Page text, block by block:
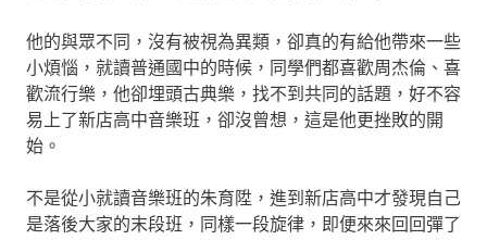
他的與眾不同，沒有被視為異類，卻真的有給他帶來一些
小煩惱，就讀普通國中的時候，同學們都喜歡周杰倫、喜
歡流行樂，他卻埋頭古典樂，找不到共同的話題，好不容
易上了新店高中音樂班，卻沒曾想，這是他更挫敗的開
始。
不是從小就讀音樂班的朱育陞，進到新店高中才發現自己
是落後大家的末段班，同樣一段旋律，即便來來回回彈了